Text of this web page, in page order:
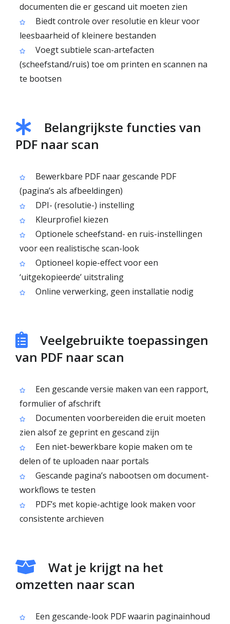
documenten die er gescand uit moeten zien
Biedt controle over resolutie en kleur voor
leesbaarheid of kleinere bestanden
Voegt subtiele scan-artefacten
(scheefstand/ruis) toe om printen en scannen na
te bootsen
Belangrijkste functies van
PDF naar scan
Bewerkbare PDF naar gescande PDF
(pagina’s als afbeeldingen)
DPI- (resolutie-) instelling
Kleurprofiel kiezen
Optionele scheefstand- en ruis-instellingen
voor een realistische scan-look
Optioneel kopie-effect voor een
‘uitgekopieerde’ uitstraling
Online verwerking, geen installatie nodig
Veelgebruikte toepassingen
van PDF naar scan
Een gescande versie maken van een rapport,
formulier of afschrift
Documenten voorbereiden die eruit moeten
zien alsof ze geprint en gescand zijn
Een niet-bewerkbare kopie maken om te
delen of te uploaden naar portals
Gescande pagina’s nabootsen om document-
workflows te testen
PDF’s met kopie-achtige look maken voor
consistente archieven
Wat je krijgt na het
omzetten naar scan
Een gescande-look PDF waarin paginainhoud